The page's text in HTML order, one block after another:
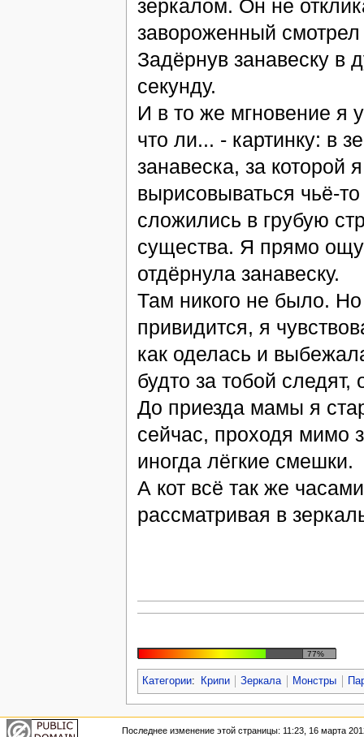
зеркалом. Он не
завороженный
Задёрнув занавеску в
секунду.
И в то же мгновение я
что ли... - картинку: в
занавеска, за которой
вырисовываться чьё-
сложились в грубую
существа. Я прямо
отдёрнула занавеску.
Там никого не было.
привидится, я
как оделась и
будто за тобой следят,
До приезда мамы я
сейчас, проходя мимо
иногда лёгкие смешки.
А кот всё так же
рассматривая в
77%
Категории: Крипи Зеркала Монстры
Последнее изменение этой страницы: 11:23, 16 марта